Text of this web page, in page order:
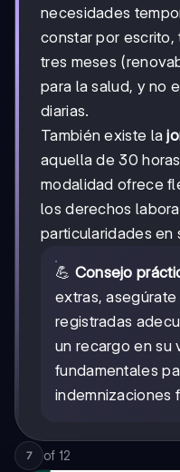
necesidades
constar por escrito,
tres meses
para la salud, y no
diarias.
También existe la
aquella de 30
modalidad ofrece
los derechos
particularidades en
💪 Consejo
extras,
registradas
un recargo en su
fundamentales
indemnizaciones
7 of 12